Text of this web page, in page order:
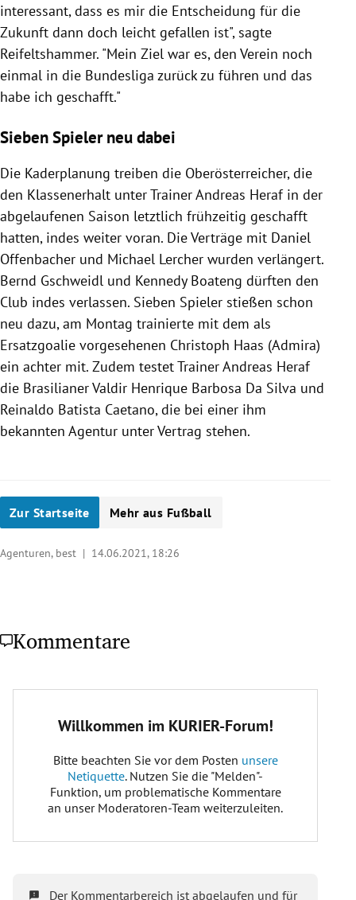
interessant, dass es mir die Entscheidung für die
Zukunft dann doch leicht gefallen ist", sagte
Reifeltshammer. "Mein Ziel war es, den Verein noch
einmal in die Bundesliga zurück zu führen und das
habe ich geschafft."
Sieben Spieler neu dabei
Die Kaderplanung treiben die Oberösterreicher, die
den Klassenerhalt unter Trainer Andreas Heraf in der
abgelaufenen Saison letztlich frühzeitig geschafft
hatten, indes weiter voran. Die Verträge mit Daniel
Offenbacher und Michael Lercher wurden verlängert.
Bernd Gschweidl und Kennedy Boateng dürften den
Club indes verlassen. Sieben Spieler stießen schon
neu dazu, am Montag trainierte mit dem als
Ersatzgoalie vorgesehenen Christoph Haas (Admira)
ein achter mit. Zudem testet Trainer Andreas Heraf
die Brasilianer Valdir Henrique Barbosa Da Silva und
Reinaldo Batista Caetano, die bei einer ihm
bekannten Agentur unter Vertrag stehen.
Zur Startseite Mehr aus Fußball
Agenturen, best | 14.06.2021, 18:26
Kommentare